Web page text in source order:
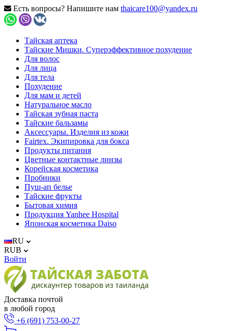
Есть вопросы? Напишите нам thaicare100@yandex.ru
Тайская аптека
Тайские Мишки. Суперэффективное похудение
Для волос
Для лица
Для тела
Похудение
Для мам и детей
Натуральное масло
Тайская зубная паста
Тайские бальзамы
Аксессуары. Изделия из кожи
Fairtex. Экипировка для бокса
Продукты питания
Цветные контактные линзы
Корейская косметика
Пробники
Пуш-ап белье
Тайские фрукты
Бытовая химия
Продукция Yanhee Hospital
Японская косметика Daiso
RU
RUB
Войти
Доставка почтой
в любой город
+6 (691) 753-00-27